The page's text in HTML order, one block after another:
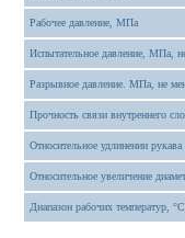
Рабочее давление, МПа
Испытательное давление, МПа,
Разрывное давление. МПа, не
Прочность связи внутреннего
Относительное удлинении
Относительное увеличение
Диапазон рабочих температур, °C